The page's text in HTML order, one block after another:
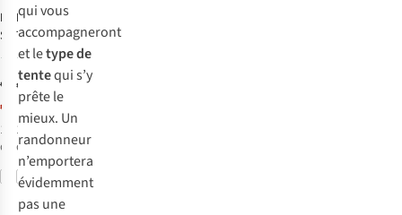
NordiskTente
Svalbard 1 PU
2
€249,95
€124,98
1
couleur
disponible
%
Comparer
High Peak
Tente Kite 2 Lw
€159,95
1
couleur
disponible
Comparer
-30%
qui vous
accompagneront
et letype de
tentequi s’y
prête le
mieux. Un
randonneur
n’emportera
évidemment
pas une